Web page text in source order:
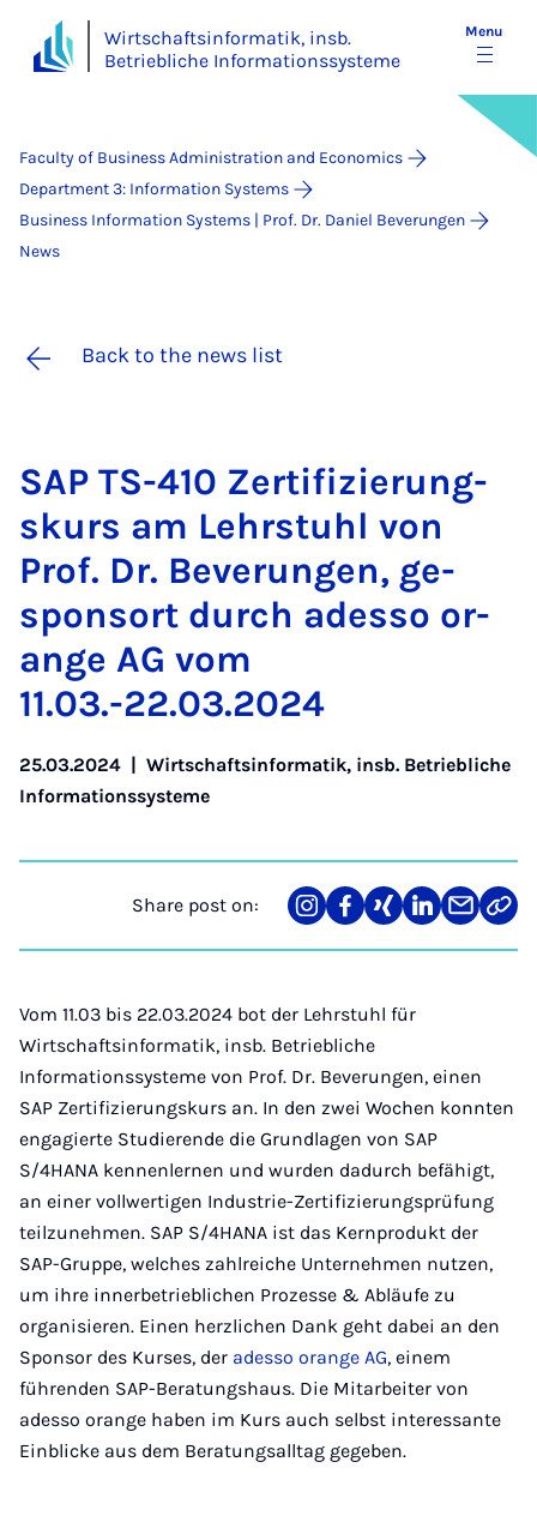
Wirtschaftsinformatik, insb.
Betriebliche Informationssysteme
Menu
Faculty of Business Administration and Economics
Department 3: Information Systems
Business Information Systems | Prof. Dr. Daniel Beverungen
News
Back to the news list
SAP TS-410 Zer­ti­fiz­ier­ung­
skurs am Lehr­stuhl von
Prof. Dr. Bever­ungen, ge­
spon­sort durch ad­esso or­
ange AG vom
11.03.-22.03.2024
25.03.2024 | Wirtschaftsinformatik, insb. Betriebliche
Informationssysteme
Share post on:
Share
on
Teilen
auf
Teilen
auf
Teilen
auf
Teilen
über
Link
Vom 11.03 bis 22.03.2024 bot der Lehrstuhl für
Wirtschaftsinformatik, insb. Betriebliche
Informationssysteme von Prof. Dr. Beverungen, einen
SAP Zertifizierungskurs an. In den zwei Wochen konnten
engagierte Studierende die Grundlagen von SAP
S/4HANA kennenlernen und wurden dadurch befähigt,
an einer vollwertigen Industrie-Zertifizierungsprüfung
teilzunehmen. SAP S/4HANA ist das Kernprodukt der
SAP-Gruppe, welches zahlreiche Unternehmen nutzen,
um ihre innerbetrieblichen Prozesse & Abläufe zu
organisieren. Einen herzlichen Dank geht dabei an den
Sponsor des Kurses, der adesso orange AG, einem
führenden SAP-Beratungshaus. Die Mitarbeiter von
adesso orange haben im Kurs auch selbst interessante
Einblicke aus dem Beratungsalltag gegeben.